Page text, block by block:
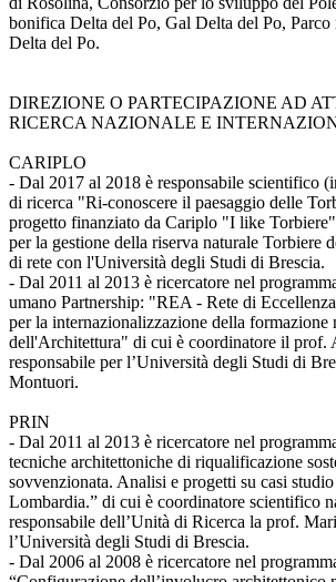
bonifica Delta del Po, Gal Delta del Po, Parco
Delta del Po.
DIREZIONE O PARTECIPAZIONE AD
RICERCA NAZIONALE E
CARIPLO
- Dal 2017 al 2018 è responsabile scientifico
di ricerca "Ri-conoscere il paesaggio delle
progetto finanziato da Cariplo "I like
per la gestione della riserva naturale Torbiere
di rete con l'Università degli Studi di Brescia.
- Dal 2011 al 2013 è ricercatore nel
umano Partnership: "REA - Rete di
per la internazionalizzazione della formazione
dell'Architettura" di cui è coordinatore il prof.
responsabile per l’Università degli Studi di
Montuori.
PRIN
- Dal 2011 al 2013 è ricercatore nel
tecniche architettoniche di riqualificazione
sovvenzionata. Analisi e progetti su casi
Lombardia.” di cui è coordinatore scientifico
responsabile dell’Unità di Ricerca la prof.
l’Università degli Studi di Brescia.
- Dal 2006 al 2008 è ricercatore nel